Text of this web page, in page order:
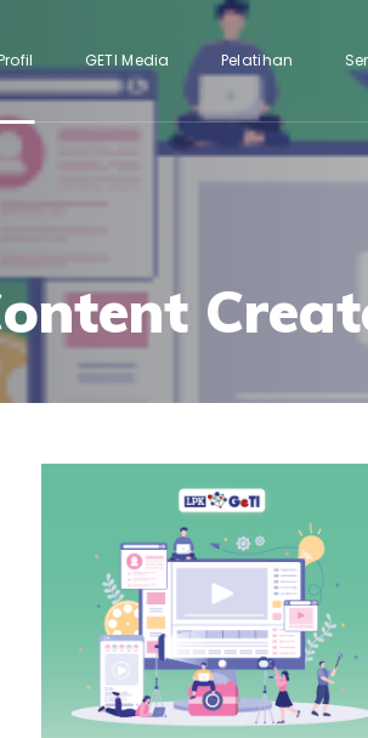
GETI Media Pelatihan